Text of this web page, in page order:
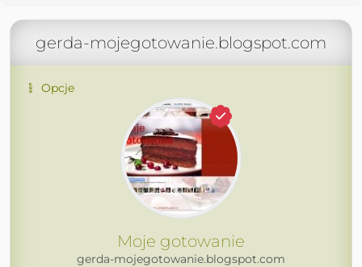
gerda-mojegotowanie.blogspot.com
Opcje
Moje gotowanie
gerda-mojegotowanie.blogspot.com